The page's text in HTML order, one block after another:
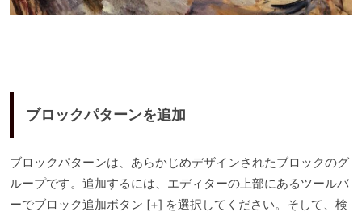
ブロックパターンを追加
ブロックパターンは、あらかじめデザインされたブロックのグ
ループです。追加するには、エディターの上部にあるツールバ
ーでブロック追加ボタン [+] を選択してください。そして、検